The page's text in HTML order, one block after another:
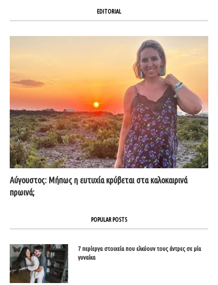
EDITORIAL
Αύγουστος: Μήπως η ευτυχία κρύβεται στα καλοκαιρινά
πρωινά;
POPULAR POSTS
7 περίεργα στοιχεία που ελκύουν τους άντρες σε μία
γυναίκα